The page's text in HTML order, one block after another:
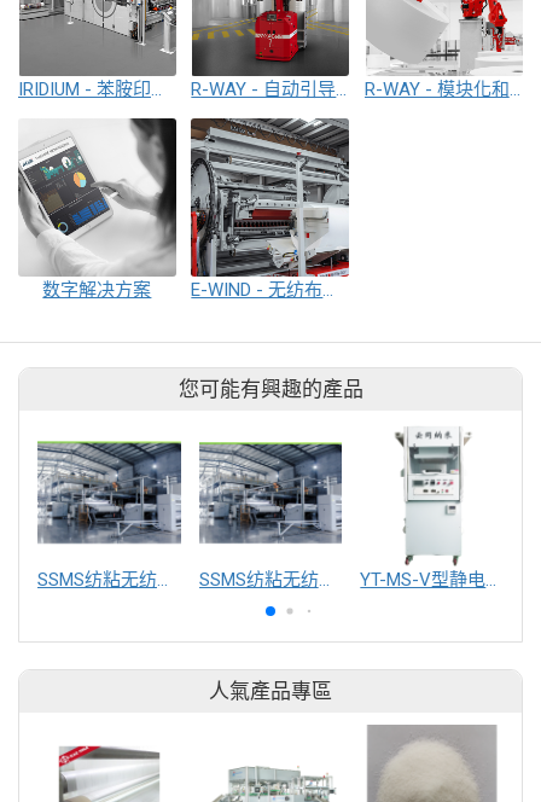
IRIDIUM - 苯胺印刷机 R-WAY - 自动引导车辆和自动仓储方案 R-WAY - 模块化和灵活的卷处理和包装系统.
数字解决方案 E-WIND - 无纺布卷绕&分切
您可能有興趣的產品
SSMS纺粘无纺布机械设备 SSMS纺粘无纺布机械设备 YT-MS-V型静电纺丝实验室设备
人氣產品專區